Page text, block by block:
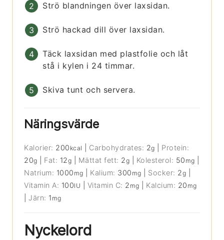
Strö blandningen över laxsidan.
Strö hackad dill över laxsidan.
Täck laxsidan med plastfolie och låt
stå i kylen i 24 timmar.
Skiva tunt och servera.
Näringsvärde
Kalorier: 200 kcal Carbohydrates: 2g
Protein:
20g Fat: 12g Mättat fett: 2g Kolesterol: 50 mg
Natrium: 1000 mg Kalium: 300 mg Socker: 2g
Vitamin A: 100IU Vitamin C: 2 mg Kalcium: 20 mg
|Järn: 1 mg
Nyckelord